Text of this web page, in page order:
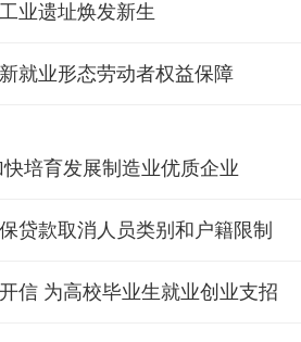
业遗址焕发新生
就业形态劳动者权益保障
培育发展制造业优质企业
贷款取消人员类别和户籍限制
信 为高校毕业生就业创业支招